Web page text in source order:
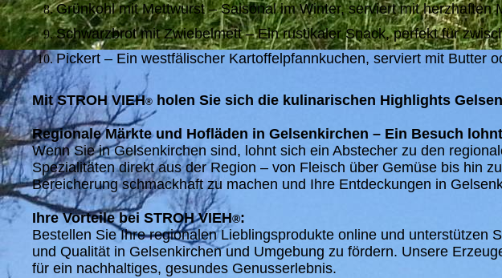
Grünkohl mit Mettwurst – Saisonal im Winter, serviert mit herzhaften
Schwarzbrot mit Zwiebelmett – Ein rustikaler Snack, perfekt für
Pickert – Ein westfälischer Kartoffelpfannkuchen, serviert mit Butter
Mit STROH VIEH® holen Sie sich die kulinarischen Highlights
Regionale Märkte und Hofläden in Gelsenkirchen – Ein Besuch
Wenn Sie in Gelsenkirchen sind, lohnt sich ein Abstecher zu den
Spezialitäten direkt aus der Region – von Fleisch über Gemüse bis hin
Bereicherung schmackhaft zu machen und Ihre Entdeckungen in
Ihre Vorteile bei STROH VIEH®:
Bestellen Sie Ihre regionalen Lieblingsprodukte online und
und Qualität in Gelsenkirchen und Umgebung zu fördern. Unsere
für ein nachhaltiges, gesundes Genusserlebnis.